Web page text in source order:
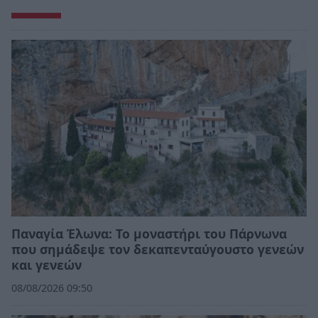
Παναγία Έλωνα: Το μοναστήρι του Πάρνωνα
που σημάδεψε τον δεκαπενταύγουστο γενεών
και γενεών
08/08/2026 09:50